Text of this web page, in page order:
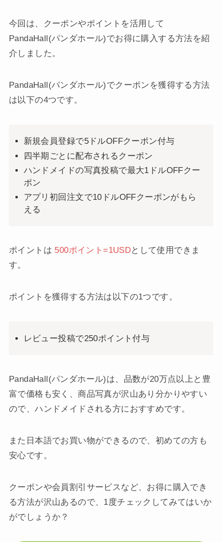
今回は、クーポンやポイントを活用して
PandaHall(パンダホール)でお得に購入する方法を紹
介しました。
PandaHall(パンダホール)でクーポンを獲得する方法
は以下の4つです。
新規会員登録で5ドルOFFクーポン付与
四半期ごとに配布されるクーポン
ハンドメイドの写真投稿で最大1ドルOFFクー
ポン
アプリ初回注文で10ドルOFFクーポンがもら
える
ポイントは 500ポイント=1USDとして使用できま
す。
ポイントを獲得する方法は以下の1つです。
レビュー投稿で250ポイント付与
PandaHall(パンダホール)は、品数が20万点以上と豊
富で価格も安く、商品写真が沢山あり分かりやすい
ので、ハンドメイドされる方におすすめです。
また日本語でお買い物ができるので、初めての方も
安心です。
クーポンや会員割引サービスなど、お得に購入でき
る方法が沢山あるので、1度チェックしてみてはいか
がでしょうか？